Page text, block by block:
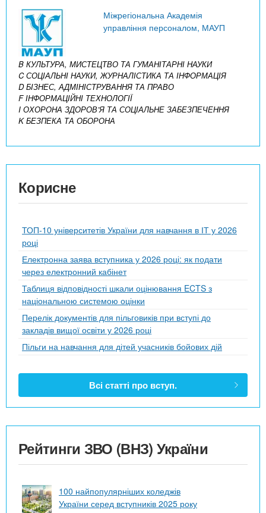
Міжрегіональна Академія
управління персоналом, МАУП
B КУЛЬТУРА, МИСТЕЦТВО ТА ГУМАНІТАРНІ НАУКИ
C СОЦІАЛЬНІ НАУКИ, ЖУРНАЛІСТИКА ТА ІНФОРМАЦІЯ
D БІЗНЕС, АДМІНІСТРУВАННЯ ТА ПРАВО
F ІНФОРМАЦІЙНІ ТЕХНОЛОГІЇ
I ОХОРОНА ЗДОРОВ’Я ТА СОЦІАЛЬНЕ ЗАБЕЗПЕЧЕННЯ
K БЕЗПЕКА ТА ОБОРОНА
Корисне
ТОП-10 університетів України для навчання в ІТ у 2026
році
Електронна заява вступника у 2026 році: як подати
через електронний кабінет
Таблиця відповідності шкали оцінювання ECTS з
національною системою оцінки
Перелік документів для пільговиків при вступі до
закладів вищої освіти у 2026 році
Пільги на навчання для дітей учасників бойових дій
Всі статті про вступ.
Рейтинги ЗВО (ВНЗ) України
100 найпопулярніших коледжів
України серед вступників 2025 року